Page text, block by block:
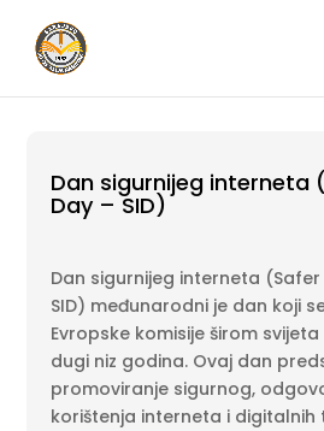
Dan sigurnijeg interneta
Day – SID)
Dan sigurnijeg interneta
SID) međunarodni je dan koji
Evropske komisije širom
dugi niz godina. Ovaj dan
promoviranje sigurnog,
korištenja interneta i digitalnih